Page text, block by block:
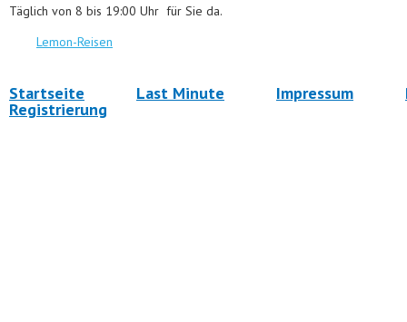
Täglich von 8 bis 19:00 Uhr für Sie da.
Lemon-Reisen
Startseite Last Minute Impressum
Registrierung